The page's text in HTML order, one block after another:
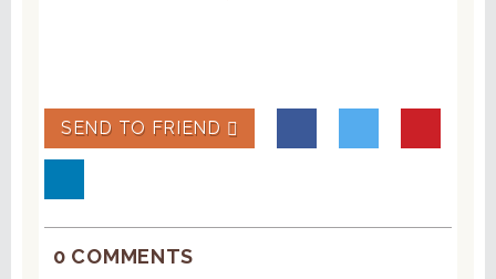
SEND TO FRIEND
0 COMMENTS